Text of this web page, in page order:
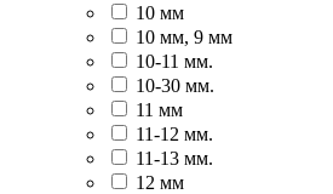
10 мм
10 мм, 9 мм
10-11 мм.
10-30 мм.
11 мм
11-12 мм.
11-13 мм.
12 мм